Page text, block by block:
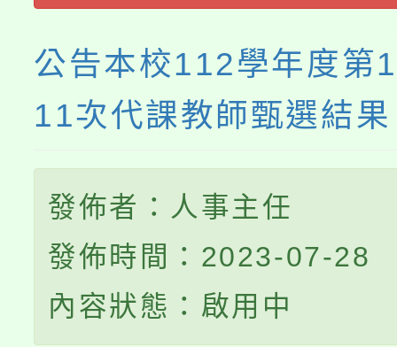
公告本校112學年度第
11次代課教師甄選結果
發佈者：人事主任
發佈時間：2023-07-28
內容狀態：啟用中